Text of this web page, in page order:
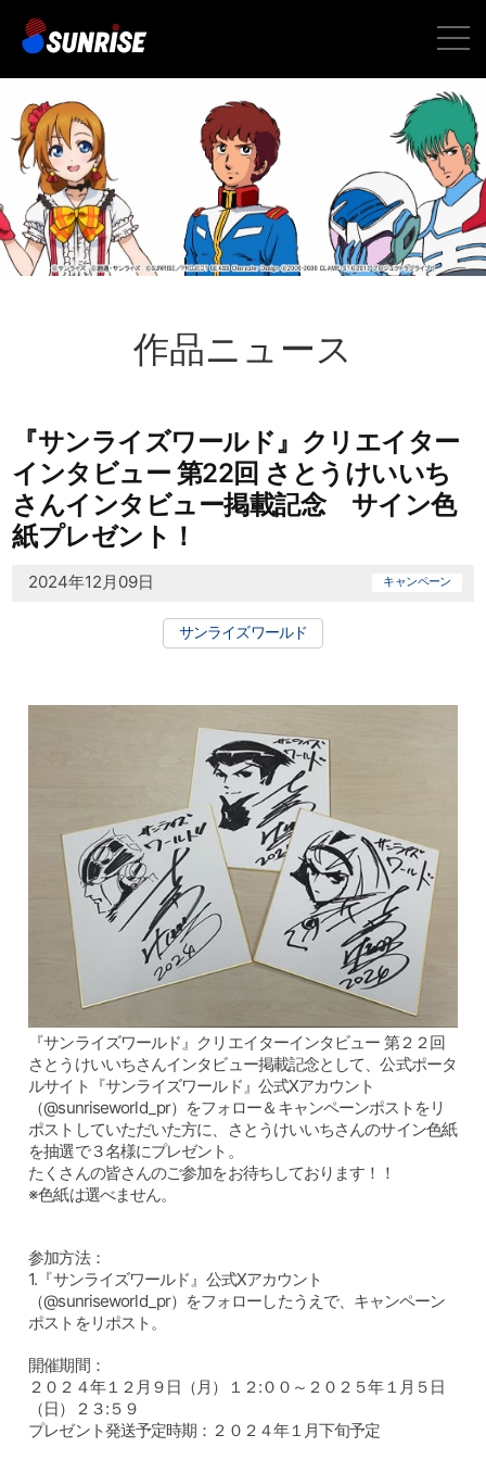
toggle
作品ニュース
『サンライズワールド』クリエイター
インタビュー 第22回 さとうけいいち
さんインタビュー掲載記念 サイン色
紙プレゼント！
2024年12月09日 キャンペーン
サンライズワールド
『サンライズワールド』クリエイターインタビュー 第２２回
さとうけいいちさんインタビュー掲載記念として、公式ポータ
ルサイト『サンライズワールド』公式Xアカウント
（@sunriseworld_pr）をフォロー＆キャンペーンポストをリ
ポストしていただいた方に、さとうけいいちさんのサイン色紙
を抽選で３名様にプレゼント。
たくさんの皆さんのご参加をお待ちしております！！
※色紙は選べません。
参加方法：
1.『サンライズワールド』公式Xアカウント
（@sunriseworld_pr）をフォローしたうえで、キャンペーン
ポストをリポスト。
開催期間：
２０２４年１２月９日（月）１２:００～２０２５年１月５日
（日）２３:５９
プレゼント発送予定時期：２０２４年１月下旬予定